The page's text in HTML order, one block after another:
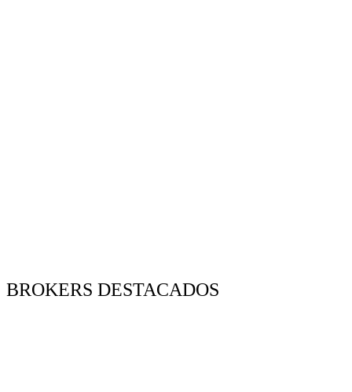
BROKERS DESTACADOS